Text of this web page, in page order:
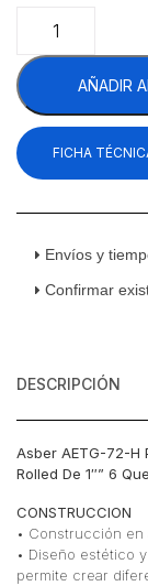
AETG-
72-
H
Plancha
Termostática
Gas
Con
Cold-
De
Acero
AÑADIR
FICHA
Envíos y
Confirmar
DESCRIPCIÓN
Asber AETG-72-H
Rolled De 1″” 6
CONSTRUCCION
• Construcción
• Diseño estético
permite crear